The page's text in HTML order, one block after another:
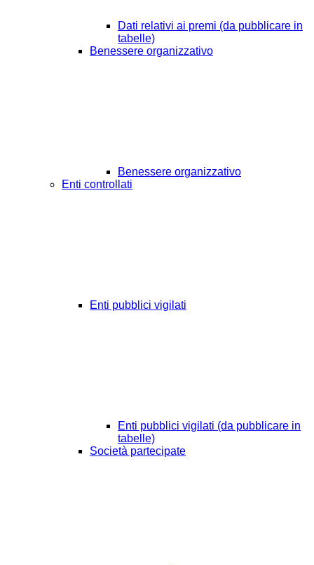
Dati relativi ai premi (da pubblicare in
tabelle)
Benessere organizzativo
Benessere organizzativo
Enti controllati
Enti pubblici vigilati
Enti pubblici vigilati (da pubblicare in
tabelle)
Società partecipate